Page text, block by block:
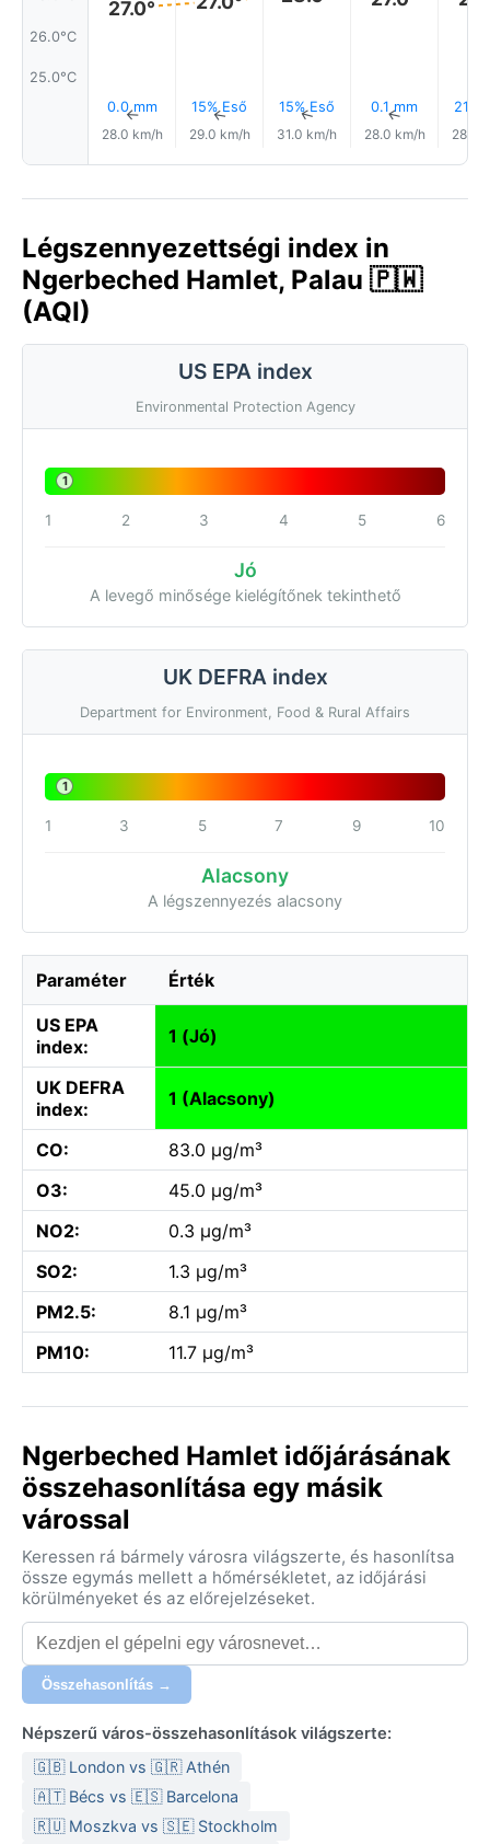
26.0°C
25.0°C
27.0°
0.0 mm
↑
28.0 km/h
15% Eső
↑
29.0 km/h
15% Eső
↑
31.0 km/h
0.1 mm
↑
28.0 km/h
21%
28.0
Légszennyezettségi index in
Ngerbeched Hamlet, Palau 🇵🇼
(AQI)
US EPA index
Environmental Protection Agency
1
1 2 3 4 5 6
Jó
A levegő minősége kielégítőnek tekinthető
UK DEFRA index
Department for Environment, Food & Rural Affairs
1
1 3 5 7 9 10
Alacsony
A légszennyezés alacsony
Paraméter Érték
US EPA
index:
1 (Jó)
UK DEFRA
index:
1 (Alacsony)
CO:
83.0 µg/m³
O3:
45.0 µg/m³
NO2:
0.3 µg/m³
SO2:
1.3 µg/m³
PM2.5:
8.1 µg/m³
PM10:
11.7 µg/m³
Ngerbeched Hamlet időjárásának
összehasonlítása egy másik
várossal
Keressen rá bármely városra világszerte, és hasonlítsa
össze egymás mellett a hőmérsékletet, az időjárási
körülményeket és az előrejelzéseket.
Összehasonlítás →
Népszerű város-összehasonlítások világszerte:
🇬🇧 London vs 🇬🇷 Athén
🇦🇹 Bécs vs 🇪🇸 Barcelona
🇷🇺 Moszkva vs 🇸🇪 Stockholm